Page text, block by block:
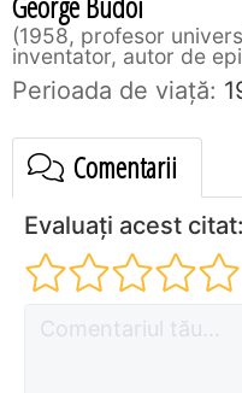
1958, profesor
inventator, autor de
Perioada de viaţă:
Comentarii
Evaluați acest citat: